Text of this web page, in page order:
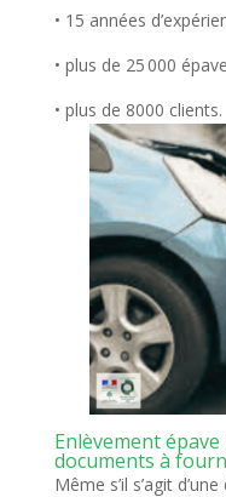
• 15 années
• plus de 25 000
• plus de 8000 clients.
Enlèvement
documents à
Même s’il s’agit